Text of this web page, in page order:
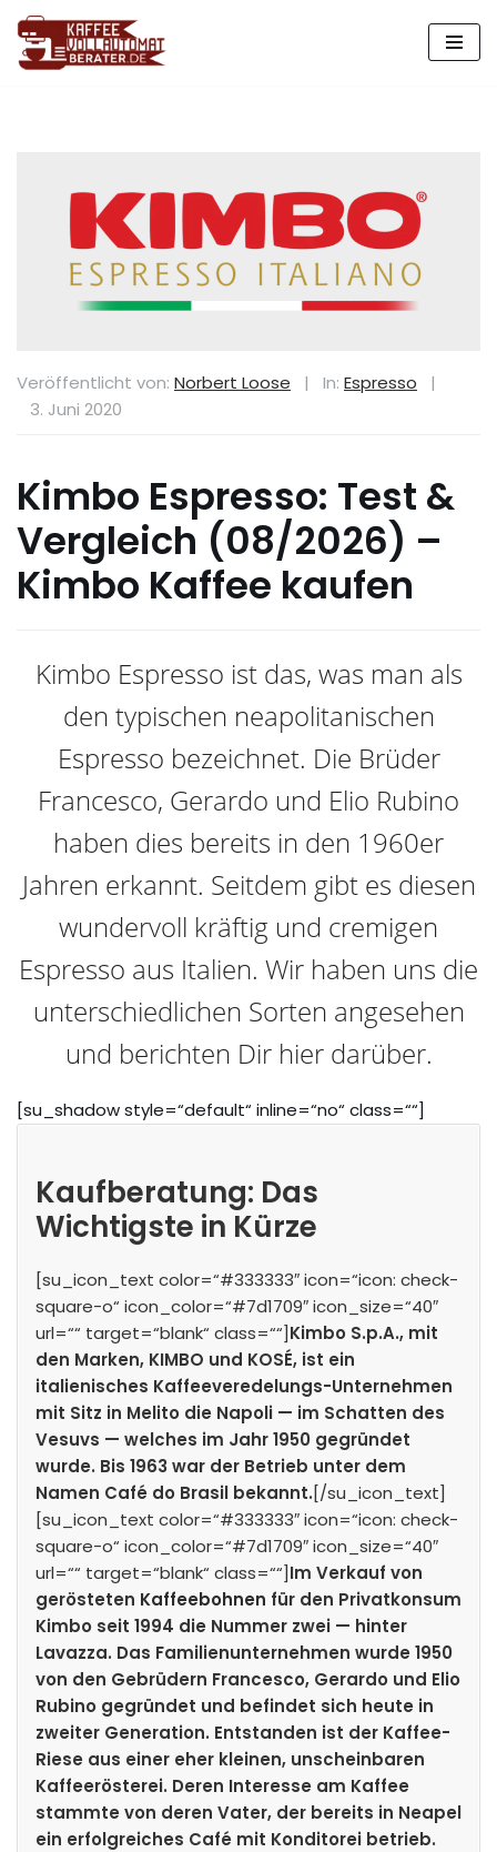
Zum
Veröffentlicht von: Norbert Loose | In: Espresso
|
3. Juni 2020
Kimbo Espresso: Test &
Vergleich (08/2026) –
Kimbo Kaffee kaufen
Kimbo Espresso ist das, was man als
den typischen neapolitanischen
Espresso bezeichnet. Die Brüder
Francesco, Gerardo und Elio Rubino
haben dies bereits in den 1960er
Jahren erkannt. Seitdem gibt es diesen
wundervoll kräftig und cremigen
Espresso aus Italien. Wir haben uns die
unterschiedlichen Sorten angesehen
und berichten Dir hier darüber.
[su_shadow style=“default“ inline=“no“ class=““]
Kaufberatung: Das
Wichtigste in Kürze
[su_icon_text color=“#333333″ icon=“icon: check-
square-o“ icon_color=“#7d1709″ icon_size=“40″
url=““ target=“blank“ class=““]Kimbo S.p.A., mit
den Marken, KIMBO und KOSÉ, ist ein
italienisches Kaffeeveredelungs-Unternehmen
mit Sitz in Melito die Napoli — im Schatten des
Vesuvs — welches im Jahr 1950 gegründet
wurde. Bis 1963 war der Betrieb unter dem
Namen Café do Brasil bekannt.[/su_icon_text]
[su_icon_text color=“#333333″ icon=“icon: check-
square-o“ icon_color=“#7d1709″ icon_size=“40″
url=““ target=“blank“ class=““]Im Verkauf von
gerösteten Kaffeebohnen für den Privatkonsum
Kimbo seit 1994 die Nummer zwei — hinter
Lavazza. Das Familienunternehmen wurde 1950
von den Gebrüdern Francesco, Gerardo und Elio
Rubino gegründet und befindet sich heute in
zweiter Generation. Entstanden ist der Kaffee-
Riese aus einer eher kleinen, unscheinbaren
Kaffeerösterei. Deren Interesse am Kaffee
stammte von deren Vater, der bereits in Neapel
ein erfolgreiches Café mit Konditorei betrieb.